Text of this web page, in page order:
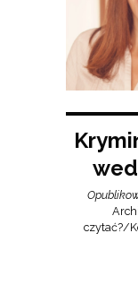
czytać?/